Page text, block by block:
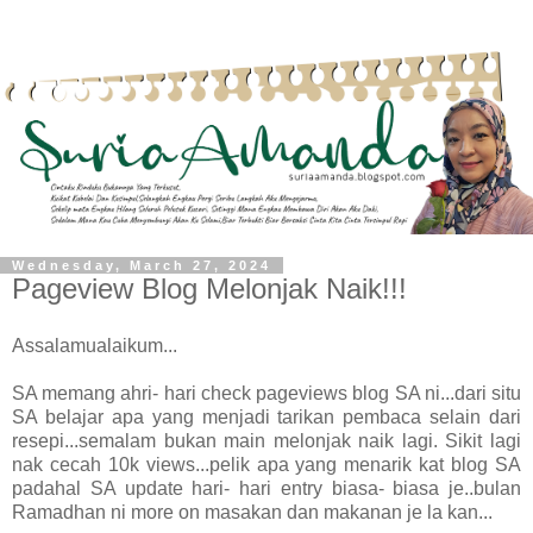
Wednesday, March 27, 2024
Pageview Blog Melonjak Naik!!!
Assalamualaikum...
SA memang ahri- hari check pageviews blog SA ni...dari situ
SA belajar apa yang menjadi tarikan pembaca selain dari
resepi...semalam bukan main melonjak naik lagi. Sikit lagi
nak cecah 10k views...pelik apa yang menarik kat blog SA
padahal SA update hari- hari entry biasa- biasa je..bulan
Ramadhan ni more on masakan dan makanan je la kan...